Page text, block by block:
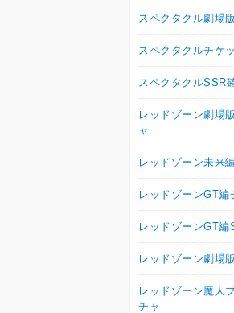
スペクタクル劇場
スペクタクルチケ
スペクタクルSSR
レッドゾーン劇場
ャ
レッドゾーン未来
レッドゾーンGT編
レッドゾーンGT編
レッドゾーン劇場
レッドゾーン魔人
チャ